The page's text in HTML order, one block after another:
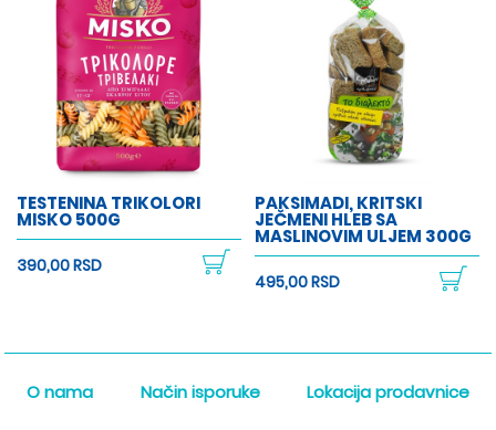
TESTENINA TRIKOLORI
MISKO 500G
390,00 RSD
PAKSIMADI, KRITSKI
JEČMENI HLEB SA
MASLINOVIM ULJEM 300G
495,00 RSD
O nama Način isporuke Lokacija prodavnice